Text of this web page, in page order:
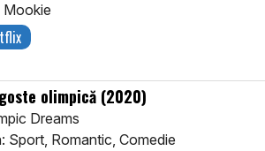
Mookie
olimpică (2020)
Dreams
Sport, Romantic, Comedie